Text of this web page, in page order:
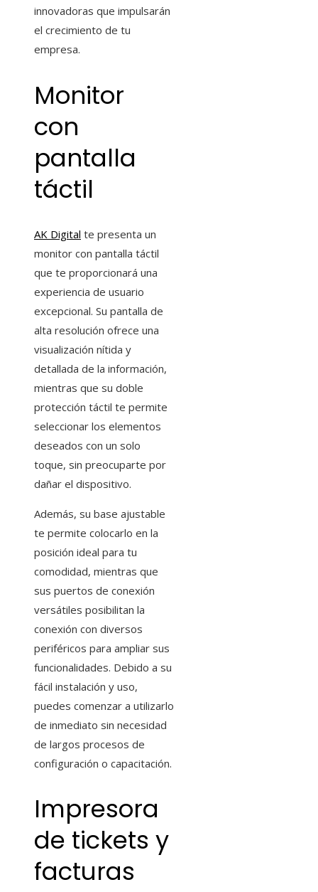
innovadoras que impulsarán
el crecimiento de tu
empresa.
Monitor
con
pantalla
táctil
AK Digital te presenta un
monitor con pantalla táctil
que te proporcionará una
experiencia de usuario
excepcional. Su pantalla de
alta resolución ofrece una
visualización nítida y
detallada de la información,
mientras que su doble
protección táctil te permite
seleccionar los elementos
deseados con un solo
toque, sin preocuparte por
dañar el dispositivo.
Además, su base ajustable
te permite colocarlo en la
posición ideal para tu
comodidad, mientras que
sus puertos de conexión
versátiles posibilitan la
conexión con diversos
periféricos para ampliar sus
funcionalidades. Debido a su
fácil instalación y uso,
puedes comenzar a utilizarlo
de inmediato sin necesidad
de largos procesos de
configuración o capacitación.
Impresora
de tickets y
facturas